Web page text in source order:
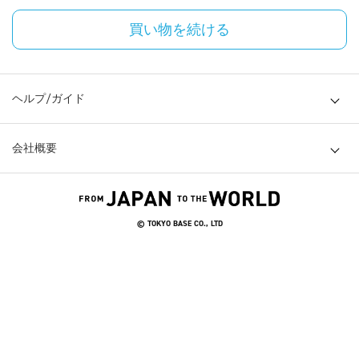
買い物を続ける
ヘルプ/ガイド
会社概要
© TOKYO BASE CO., LTD